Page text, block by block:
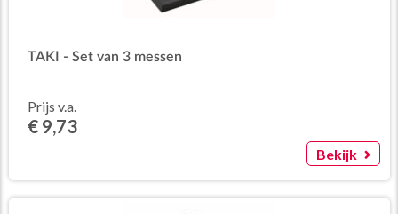
TAKI - Set van 3 messen
Prijs v.a.
€ 9,73
Bekijk